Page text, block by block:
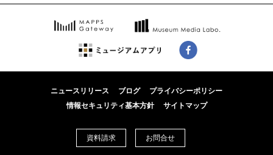
ニュースリリース ブログ
プライバシーポリシー
情報セキュリティ基本方針
サイトマップ
資料請求 お問合せ